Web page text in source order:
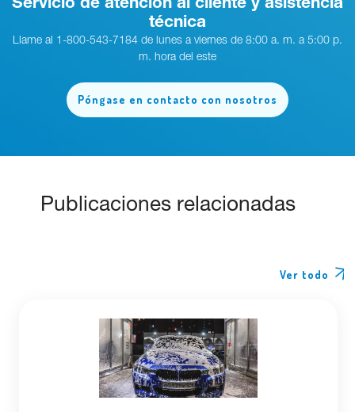
técnica
Llame al 1-800-543-7184 de lunes a viernes de 8:00 a. m. a 5:00 p.
m. hora del este
Póngase en contacto con nosotros
Publicaciones relacionadas
Ver todo